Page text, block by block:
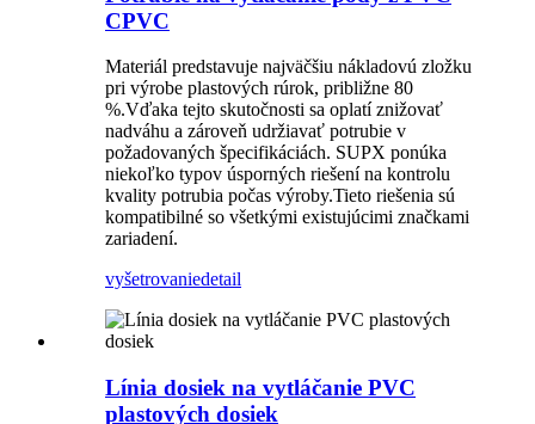
CPVC
Materiál predstavuje najväčšiu nákladovú zložku
pri výrobe plastových rúrok, približne 80
%.Vďaka tejto skutočnosti sa oplatí znižovať
nadváhu a zároveň udržiavať potrubie v
požadovaných špecifikáciách. SUPX ponúka
niekoľko typov úsporných riešení na kontrolu
kvality potrubia počas výroby.Tieto riešenia sú
kompatibilné so všetkými existujúcimi značkami
zariadení.
vyšetrovaniedetail
Línia dosiek na vytláčanie PVC
plastových dosiek